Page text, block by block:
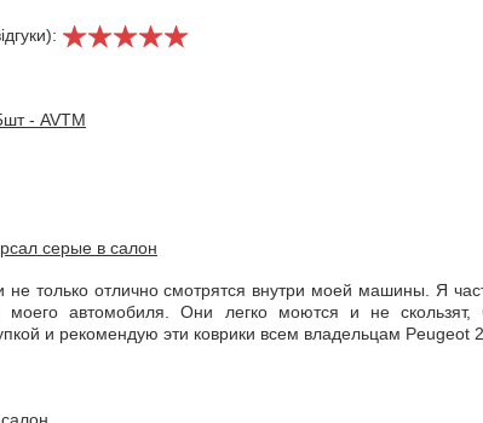
- AVTM
серые в салон
только отлично смотрятся внутри моей машины. Я
автомобиля. Они легко моются и не скользят,
и рекомендую эти коврики всем владельцам Peugeot